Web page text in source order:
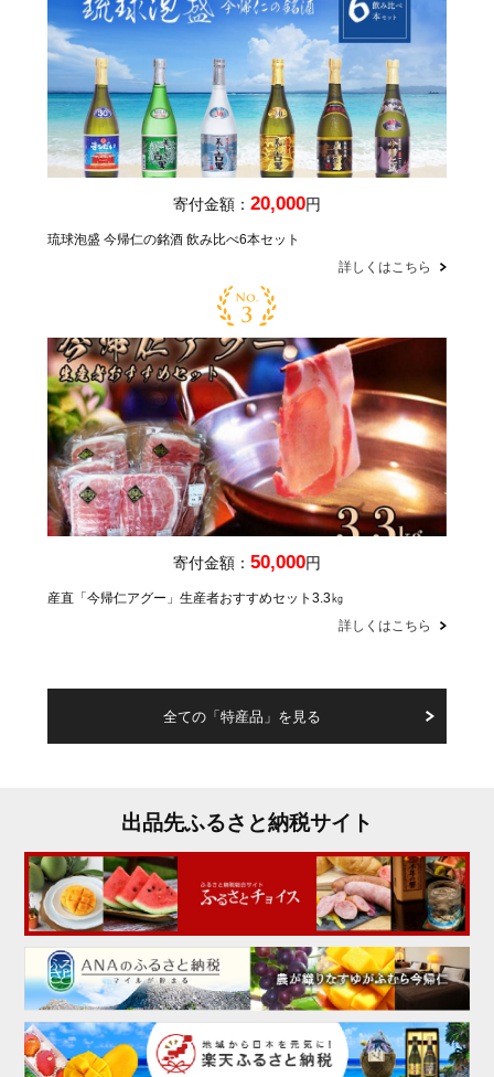
寄付金額： 20,000円
琉球泡盛 今帰仁の銘酒 飲み比べ6本セット
詳しくはこちら
寄付金額： 50,000円
産直「今帰仁アグー」生産者おすすめセット3.3㎏
詳しくはこちら
全ての「特産品」を見る
出品先ふるさと納税サイト